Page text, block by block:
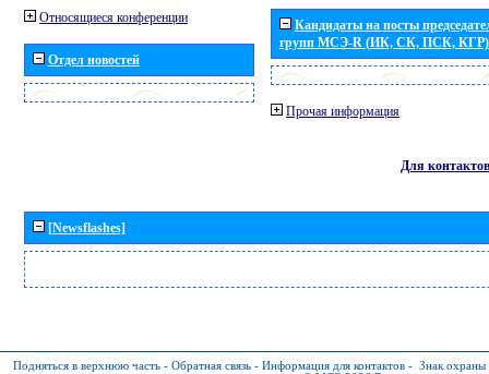
Относящиеся конференции
Отдел новостей
Кандидаты на посты
групп МСЭ-R (ИК, СК, ПСК, КГР)
Прочая информация
Для контактов
[Newsflashes]
Подняться в верхнюю часть - Обратная связь - Информация для контактов - Знак охраны